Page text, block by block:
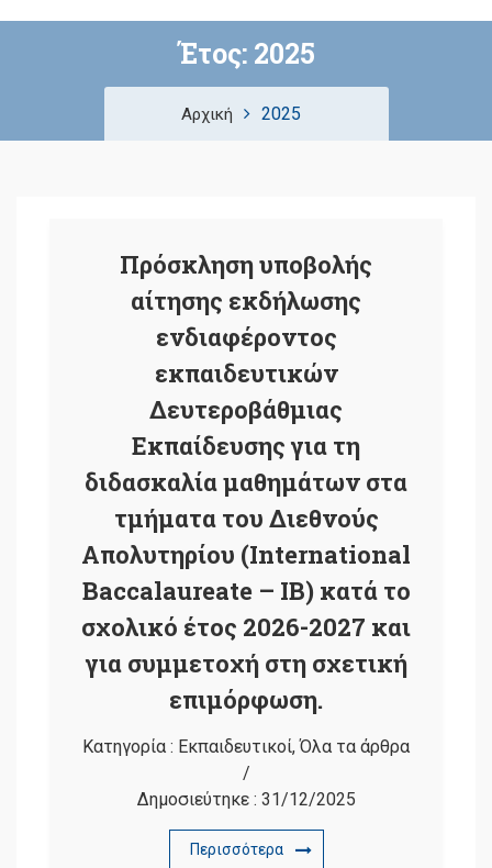
Έτος: 2025
Αρχική 2025
Πρόσκληση υποβολής
αίτησης εκδήλωσης
ενδιαφέροντος
εκπαιδευτικών
Δευτεροβάθμιας
Εκπαίδευσης για τη
διδασκαλία μαθημάτων στα
τμήματα του Διεθνούς
Απολυτηρίου (International
Baccalaureate – IB) κατά το
σχολικό έτος 2026-2027 και
για συμμετοχή στη σχετική
επιμόρφωση.
Κατηγορία : Εκπαιδευτικοί,Όλα τα άρθρα
/
Δημοσιεύτηκε : 31/12/2025
Περισσότερα